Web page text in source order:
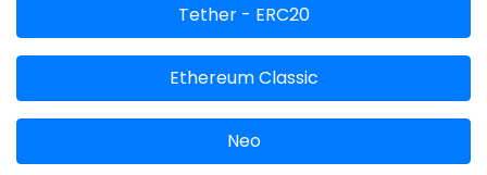
Tether - ERC20
Ethereum Classic
Neo